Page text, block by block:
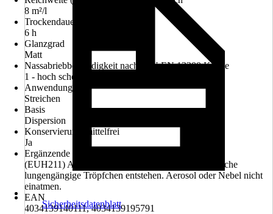
8 m²/l
Trockendauer ca.
6 h
Glanzgrad
Matt
Nassabriebbeständigkeit nach DIN EN 13300 Klasse
1 - hoch scheuerbeständig
Anwendung
Streichen
Basis
Dispersion
Konservierungsmittelfrei
Ja
Ergänzende Gefahrenmerkmale (EUH-Sätze)
(EUH211) Achtung! Beim Sprühen können gefährliche
lungengängige Tröpfchen entstehen. Aerosol oder Nebel nicht
einatmen.
EAN
4034139140111, 4034139195791
Sicherheitsdatenblatt